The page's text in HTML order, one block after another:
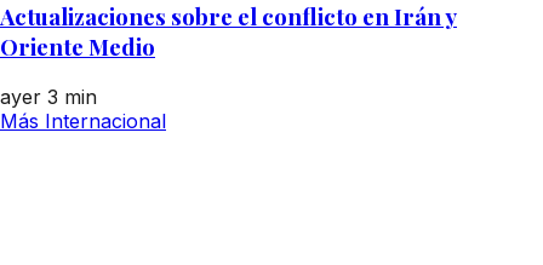
Actualizaciones sobre el conflicto en Irán y
Oriente Medio
ayer 3 min
Más Internacional